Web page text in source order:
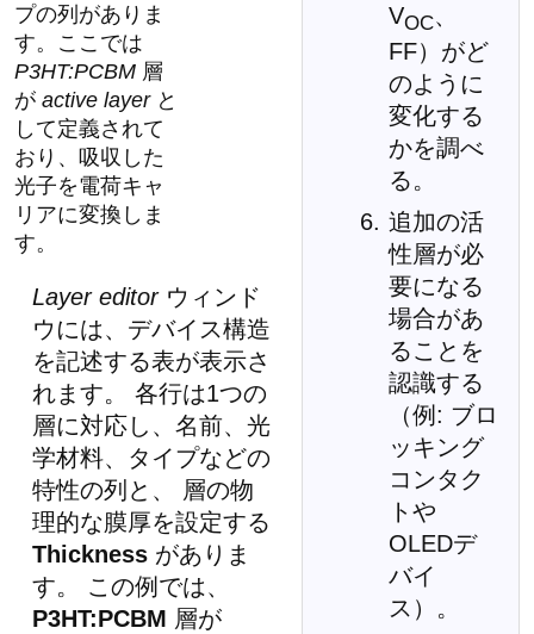
VOC、
FF）がど
のように
変化する
かを調べ
る。
追加の活
性層が必
要になる
場合があ
ることを
認識する
（例: ブロ
ッキング
コンタク
トや
OLEDデ
バイ
ス）。
プの列がありま
す。ここでは
P3HT:PCBM 層
が active layerと
して定義されて
おり、吸収した
光子を電荷キャ
リアに変換しま
す。
Layer editorウィンド
ウには、デバイス構造
を記述する表が表示さ
れます。 各行は1つの
層に対応し、名前、光
学材料、タイプなどの
特性の列と、 層の物
理的な膜厚を設定する
Thickness がありま
す。 この例では、
P3HT:PCBM 層が